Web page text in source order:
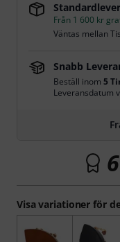
Visa variationer för
Från 1 600 kr
Väntas mellan
Snabb
Beställ inom 5
Leveransdatum